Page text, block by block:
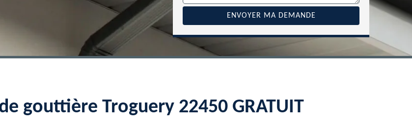
gouttière Troguery 22450 GRATUIT